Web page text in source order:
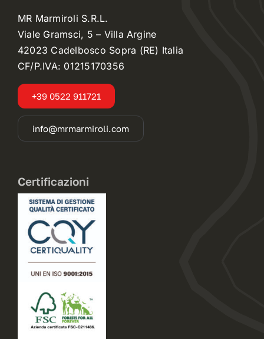
MR Marmiroli S.R.L.
Viale Gramsci, 5 – Villa Argine
42023 Cadelbosco Sopra (RE) Italia
CF/P.IVA: 01215170356
+39 0522 911721
info@mrmarmiroli.com
Certificazioni